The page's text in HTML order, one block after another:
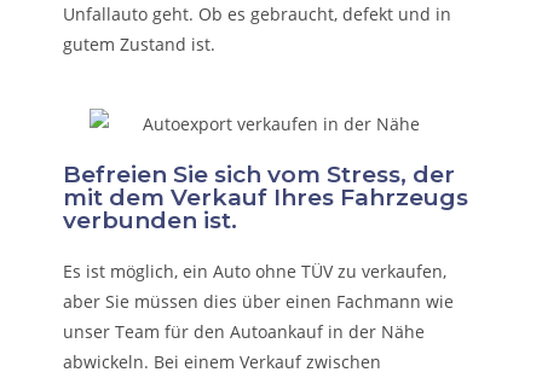
Unfallauto geht. Ob es gebraucht, defekt und in
gutem Zustand ist.
Befreien Sie sich vom Stress, der
mit dem Verkauf Ihres Fahrzeugs
verbunden ist.
Es ist möglich, ein Auto ohne TÜV zu verkaufen,
aber Sie müssen dies über einen Fachmann wie
unser Team für den Autoankauf in der Nähe
abwickeln. Bei einem Verkauf zwischen